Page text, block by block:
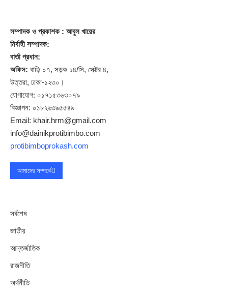
সম্পাদকও প্রকাশক : আবুল খায়ের
নির্বাহী সম্পাদক:
বার্তা প্রধান:
অফিস: বাড়ি ০৭, সড়ক ১৪/সি, সেক্টর ৪,
উত্তরা, ঢাকা-১২৩০।
যোগাযোগ: ০১৭১৫৩৬৩০৭৯
বিজ্ঞাপন: ০১৮২৬৩৯৫৫৪৯
Email: khair.hrm@gmail.com
info@dainikprotibimbo.com
protibimboprokash.com
আমাদের সম্পর্কে
সর্বশেষ
জাতীয়
আন্তর্জাতিক
রাজনীতি
অর্থনীতি